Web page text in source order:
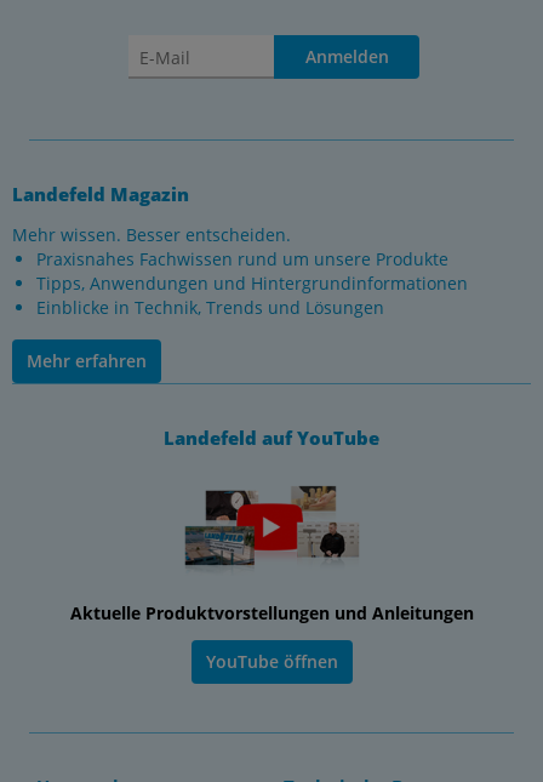
Anmelden
Landefeld Magazin
Mehr wissen. Besser entscheiden.
Praxisnahes Fachwissen rund um unsere Produkte
Tipps, Anwendungen und Hintergrundinformationen
Einblicke in Technik, Trends und Lösungen
Mehr erfahren
Landefeld auf YouTube
Aktuelle Produktvorstellungen und Anleitungen
YouTube öffnen